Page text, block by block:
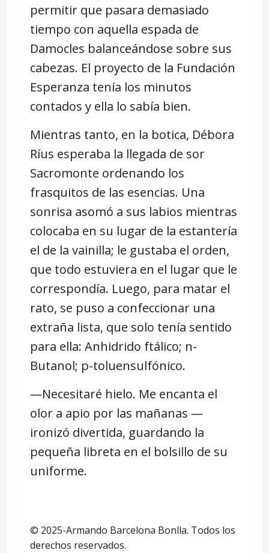
permitir que pasara demasiado
tiempo con aquella espada de
Damocles balanceándose sobre sus
cabezas. El proyecto de la Fundación
Esperanza tenía los minutos
contados y ella lo sabía bien.
Mientras tanto, en la botica, Débora
Ríus esperaba la llegada de sor
Sacromonte ordenando los
frasquitos de las esencias. Una
sonrisa asomó a sus labios mientras
colocaba en su lugar de la estantería
el de la vainilla; le gustaba el orden,
que todo estuviera en el lugar que le
correspondía. Luego, para matar el
rato, se puso a confeccionar una
extraña lista, que solo tenía sentido
para ella: Anhidrido ftálico; n-
Butanol; p-toluensulfónico.
―Necesitaré hielo. Me encanta el
olor a apio por las mañanas —
ironizó divertida, guardando la
pequeña libreta en el bolsillo de su
uniforme.
© 2025-Armando Barcelona Bonlla. Todos los
derechos reservados.